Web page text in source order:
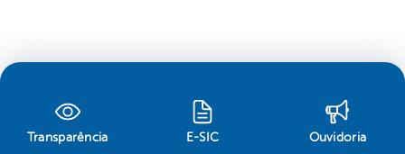
Transparência E-SIC Ouvidoria